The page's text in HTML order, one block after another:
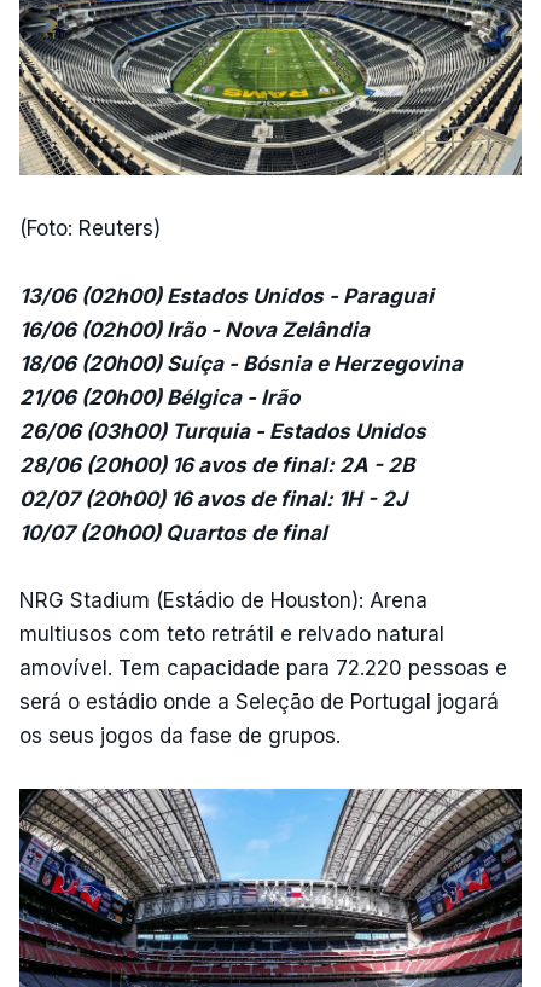
(Foto: Reuters)
13/06 (02h00) Estados Unidos - Paraguai
16/06 (02h00) Irão - Nova Zelândia
18/06 (20h00) Suíça - Bósnia e Herzegovina
21/06 (20h00) Bélgica - Irão
26/06 (03h00) Turquia - Estados Unidos
28/06 (20h00) 16 avos de final: 2A - 2B
02/07 (20h00) 16 avos de final: 1H - 2J
10/07 (20h00) Quartos de final
NRG Stadium (Estádio de Houston): Arena
multiusos com teto retrátil e relvado natural
amovível. Tem capacidade para 72.220 pessoas e
será o estádio onde a Seleção de Portugal jogará
os seus jogos da fase de grupos.